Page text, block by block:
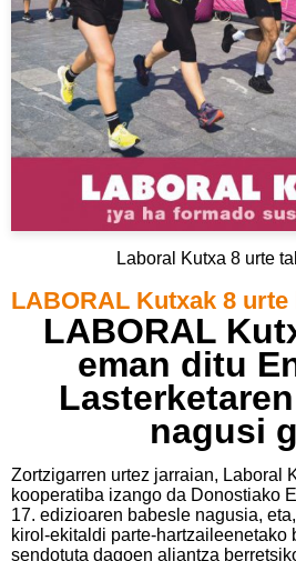
Laboral Kutxa 8 urte
LABORAL Kutxak 8 urte
LABORAL
eman ditu
nagusi
Zortzigarren urtez jarraian, Laboral
kooperatiba izango da Donostiako
17. edizioaren babesle nagusia,
kirol-ekitaldi parte-hartzaileenetako
sendotuta dagoen aliantza